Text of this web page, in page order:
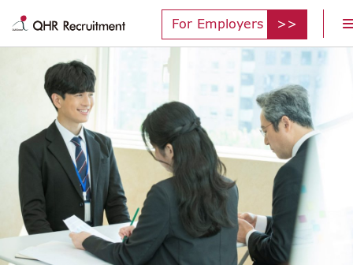
For Employers